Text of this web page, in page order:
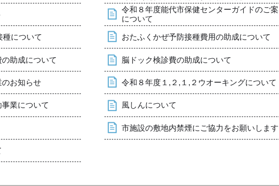
令和８年度能代市保健センターガイドのご
について
種について おたふくかぜ予防接種費用の助成について
助成について 脳ドック検診費の助成について
お知らせ 令和８年度１,２,１,２ウオーキングについて
業について 風しんについて
市施設の敷地内禁煙にご協力をお願いします